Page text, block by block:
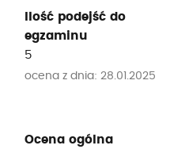
Ilość podejść do
egzaminu
5
ocena z dnia: 28.01.2025
Ocena ogólna